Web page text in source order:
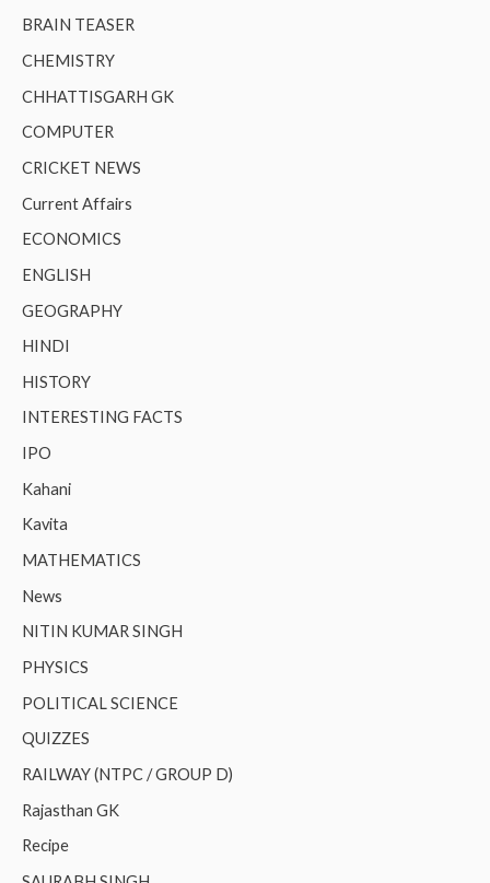
BRAIN TEASER
CHEMISTRY
CHHATTISGARH GK
COMPUTER
CRICKET NEWS
Current Affairs
ECONOMICS
ENGLISH
GEOGRAPHY
HINDI
HISTORY
INTERESTING FACTS
IPO
Kahani
Kavita
MATHEMATICS
News
NITIN KUMAR SINGH
PHYSICS
POLITICAL SCIENCE
QUIZZES
RAILWAY (NTPC / GROUP D)
Rajasthan GK
Recipe